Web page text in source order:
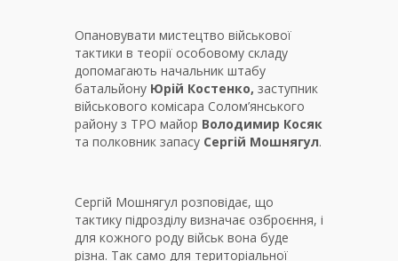
Опановувати мистецтво військової
тактики в теорії особовому складу
допомагають начальник штабу
батальйону Юрій Костенко, заступник
військового комісара Солом’янського
району з ТРО майор Володимир Косяк
та полковник запасу Сергій Мошнягул.
Сергій Мошнягул розповідає, що
тактику підрозділу визначає озброєння, і
для кожного роду військ вона буде
різна. Так само для територіальної